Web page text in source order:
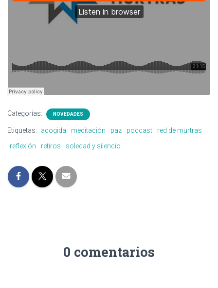
Categorías: NOVEDADES
Etiquetas: acogida meditación paz podcast
red de murtras
reflexión
retiros soledad y silencio
0 comentarios